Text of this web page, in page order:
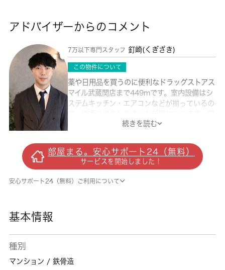
アドバイザーからのコメント
7万以下専門スタッフ 釘崎(くぎざき)
この物件について
薬や日用品を買うのに便利なドラッグストアス
マイル武蔵関店まで449mです。室内設備はシ
ステムキッチン・エアコンなどが揃っているの
納はクロゼット・シューズボックスなど豊富な
知らない人が来た時でも玄関を開けずに顔を確
認できるモニター付きインターホンが付いてお
ります。初期費用を抑えられる敷金不要の物件
です。大量の洗濯物もバルコニーで解決。練馬
続きを読む
部屋まる。安心サポート24（無料）
サービスを開始しました！
安心サポート24（無料）ご利用について
基本情報
種別
マンション / 鉄骨造